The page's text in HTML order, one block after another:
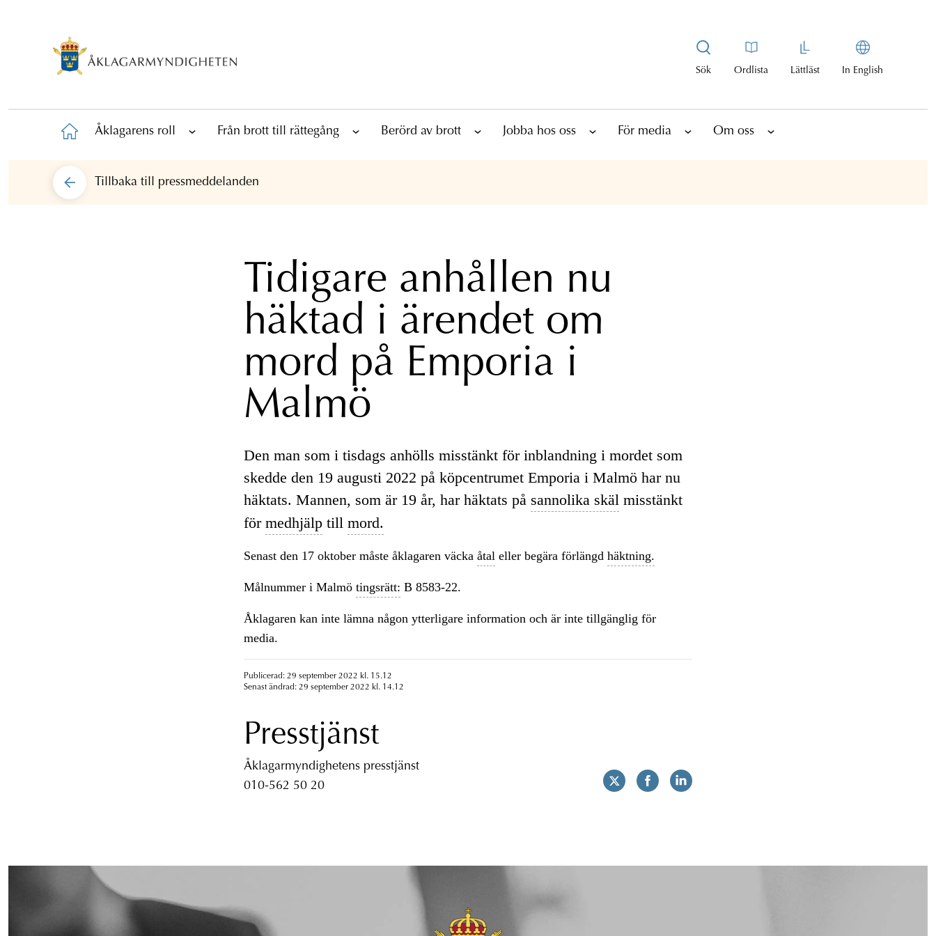
Sök Ordlista Lättläst In English
Åklagarens roll Från brott till rättegång Berörd av brott Jobba hos oss För media Om oss
Tillbaka till pressmeddelanden
Tidigare anhållen nu
häktad i ärendet om
mord på Emporia i
Malmö
Den man som i tisdags anhölls misstänkt för inblandning i mordet som
skedde den 19 augusti 2022 på köpcentrumet Emporia i Malmö har nu
häktats. Mannen, som är 19 år, har häktats på sannolika skäl misstänkt
för medhjälptill mord.
Senast den 17 oktober måste åklagaren väcka åtal eller begära förlängd häktning.
Målnummer i Malmö tingsrätt: B 8583-22.
Åklagaren kan inte lämna någon ytterligare information och är inte tillgänglig för
media.
Publicerad: 29 september 2022 kl. 15.12
Senast ändrad: 29 september 2022 kl. 14.12
Presstjänst
Åklagarmyndighetens presstjänst
010-562 50 20